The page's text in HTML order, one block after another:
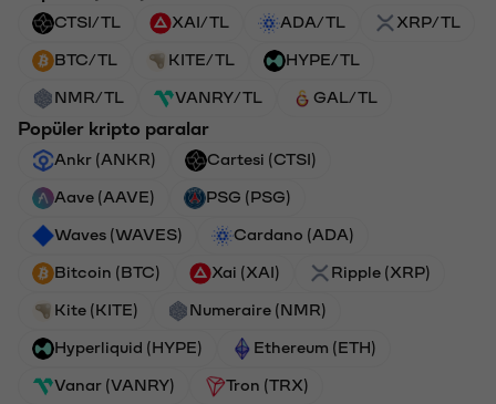
CTSI/TL XAI/TL ADA/TL XRP/TL
BTC/TL KITE/TL HYPE/TL
NMR/TL VANRY/TL GAL/TL
Popüler kripto paralar
Ankr (ANKR) Cartesi (CTSI)
Aave (AAVE) PSG (PSG)
Waves (WAVES) Cardano (ADA)
Bitcoin (BTC) Xai (XAI) Ripple (XRP)
Kite (KITE) Numeraire (NMR)
Hyperliquid (HYPE) Ethereum (ETH)
Vanar (VANRY) Tron (TRX)